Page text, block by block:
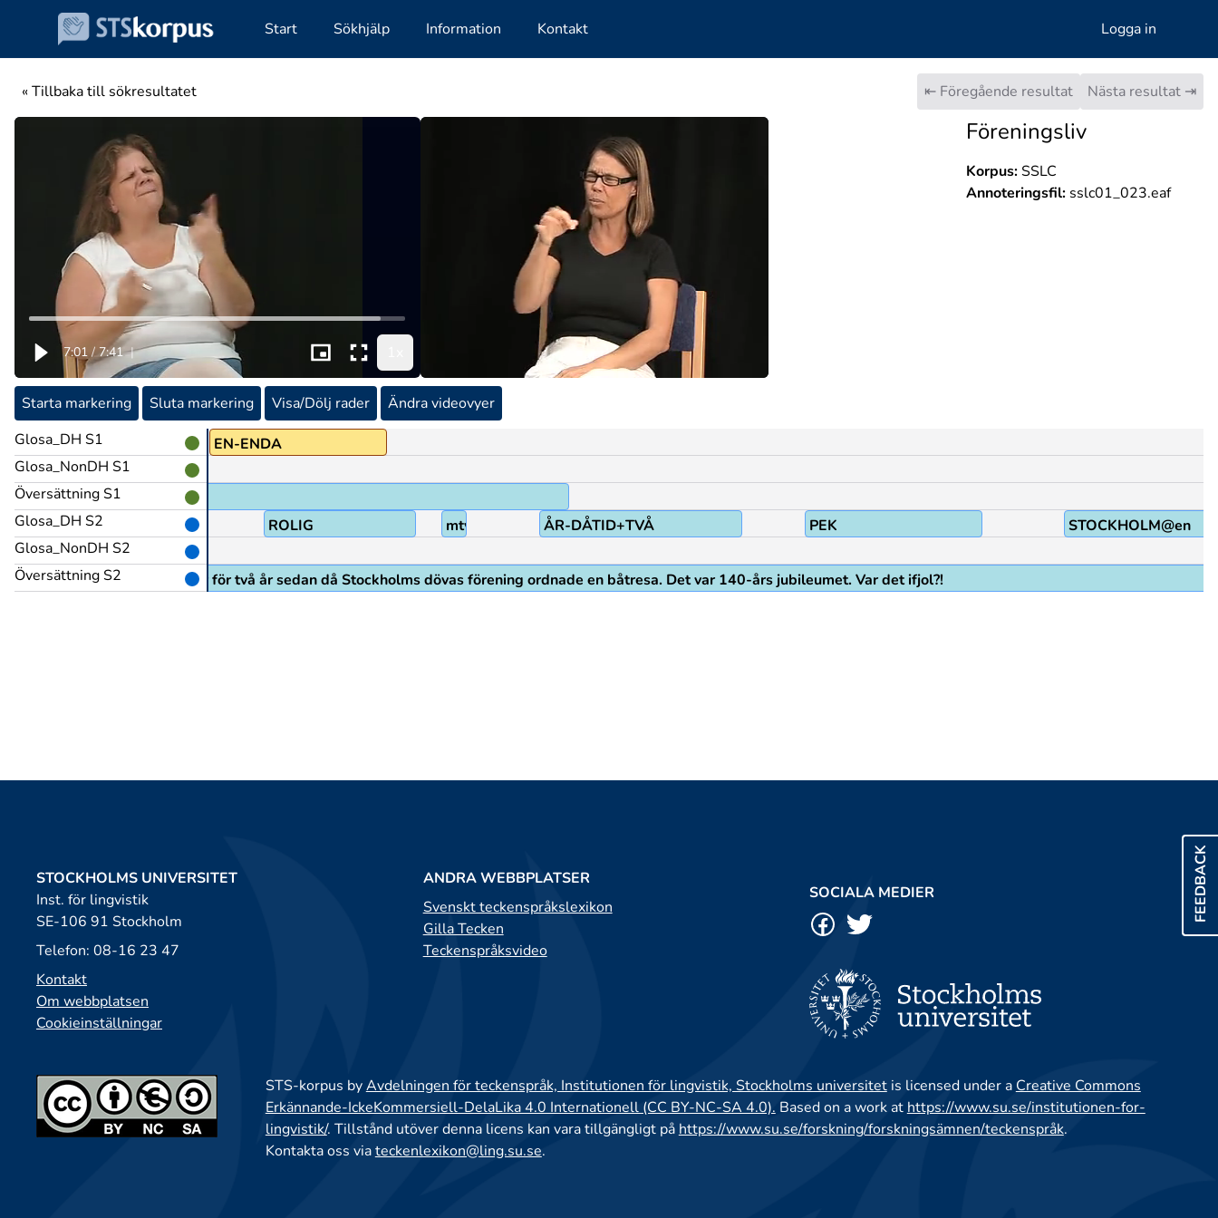
Start Sökhjälp Information Kontakt Logga in
« Tillbaka till sökresultatet ⇤ Föregående resultat Nästa resultat ⇥
7:01 / 7:41 |
Föreningsliv
Korpus:SSLC
Annoteringsfil:sslc01_023.eaf
Starta markering Sluta markering Visa/Dölj rader
Ändra videovyer
Glosa_DH S1
Glosa_NonDH S1
Översättning S1
Glosa_DH S2
Glosa_NonDH S2
Översättning S2
EN-ENDA
TYP@b ROLIG mtyp:var ÅR-DÅTID+TVÅ PEK STOCKHOLM@en
som var roligt, jag tror det var för två år sedan då Stockholms dövas förening ordnade en båtresa. Det var 140-års jubileumet. Var det ifjol?!
FEEDBACK
STOCKHOLMS UNIVERSITET
Inst. för lingvistik
SE-106 91 Stockholm
Telefon: 08-16 23 47
Kontakt
Om webbplatsen
Cookieinställningar
ANDRA WEBBPLATSER
Svenskt teckenspråkslexikon
Gilla Tecken
Teckenspråksvideo
SOCIALA MEDIER
STS-korpus byAvdelningen för teckenspråk, Institutionen för lingvistik, Stockholms universitetis licensed under a Creative Commons
Erkännande-IckeKommersiell-DelaLika 4.0 Internationell (CC BY-NC-SA 4.0). Based on a work at https://www.su.se/institutionen-for-
lingvistik/. Tillstånd utöver denna licens kan vara tillgängligt på https://www.su.se/forskning/forskningsämnen/teckenspråk.
Kontakta oss viateckenlexikon@ling.su.se.